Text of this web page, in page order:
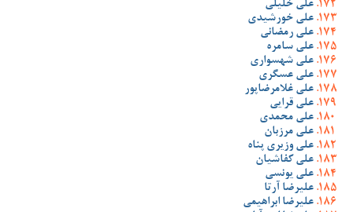
علی خلیلی
علی خورشیدی
علی رمضانی
علی سامره
علی شهسواری
علی عسگری
علی غلامرضاپور
علی قرایی
علی محمدی
علی مرزبان
علی وزیری پناه
علی کفاشیان
علی یونسی
علیرضا آرتا
علیرضا ابراهیمی